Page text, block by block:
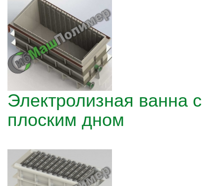
Электролизная ванна с
плоским дном